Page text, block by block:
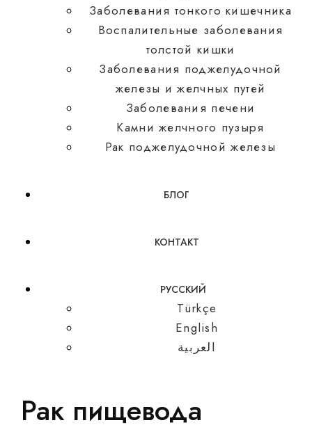
Заболевания тонкого кишечника
Воспалительные заболевания
толстой кишки
Заболевания поджелудочной
железы и желчных путей
Заболевания печени
Камни желчного пузыря
Рак поджелудочной железы
БЛОГ
КОНТАКТ
РУССКИЙ
Türkçe
English
العربية
Рак пищевода